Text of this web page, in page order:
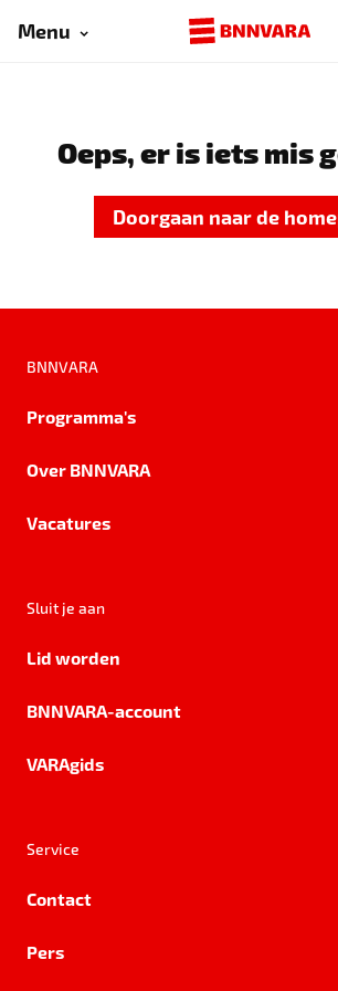
Menu
Oeps, er is iets mis
Doorgaan naar de
BNNVARA
Programma's
Over BNNVARA
Vacatures
Sluit je aan
Lid worden
BNNVARA-account
VARAgids
Service
Contact
Pers